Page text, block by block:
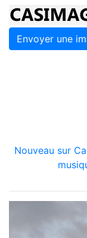
Envoyer une
Nouveau sur